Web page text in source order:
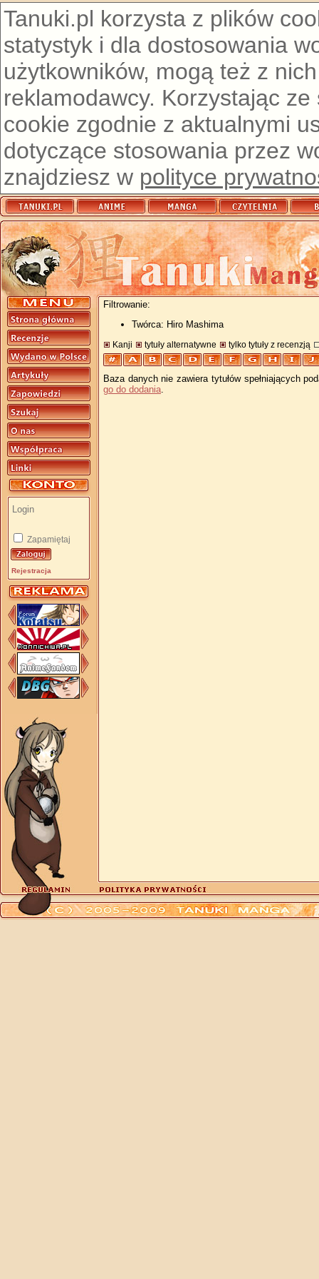
Tanuki.pl korzysta z plików
statystyk i dla dostosowania
użytkowników, mogą też z
reklamodawcy. Korzystając
cookie zgodnie z aktualnymi
dotyczące stosowania przez
znajdziesz w polityce
Zapamiętaj
Rejestracja
Filtrowanie:
Twórca: Hiro Mashima
Kanji tytuły alternatywne tylko tytuły z recenzją
Baza danych nie zawiera tytułów spełniających
go do dodania.